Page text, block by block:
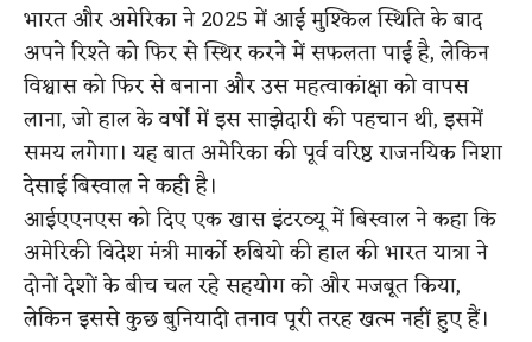
भारत और अमेरिका ने 2025 में आई मुश्किल स्थिति के बाद
अपने रिश्ते को फिर से स्थिर करने में सफलता पाई है, लेकिन
विश्वास को फिर से बनाना और उस महत्वाकांक्षा को वापस
लाना, जो हाल के वर्षों में इस साझेदारी की पहचान थी, इसमें
समय लगेगा। यह बात अमेरिका की पूर्व वरिष्ठ राजनयिक निशा
देसाई बिस्वाल ने कही है।
आईएएनएस को दिए एक खास इंटरव्यू में बिस्वाल ने कहा कि
अमेरिकी विदेश मंत्री मार्को रुबियो की हाल की भारत यात्रा ने
दोनों देशों के बीच चल रहे सहयोग को और मजबूत किया,
लेकिन इससे कुछ बुनियादी तनाव पूरी तरह खत्म नहीं हुए हैं।